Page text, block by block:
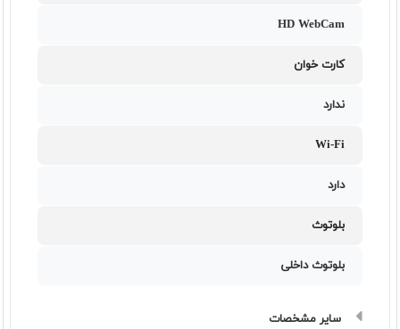
HD WebCam
کارت خوان
ندارد
Wi-Fi
دارد
بلوتوث
بلوتوث داخلی
سایر مشخصات